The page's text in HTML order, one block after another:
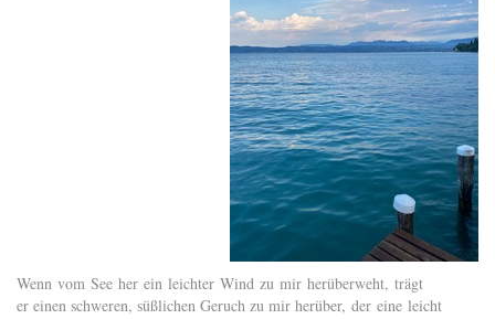
Wenn vom See her ein leichter Wind zu mir herüberweht, trägt
er einen schweren, süßlichen Geruch zu mir herüber, der eine leicht